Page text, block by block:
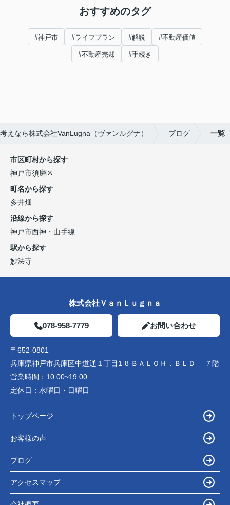
おすすめのタグ
#神戸市 #ライフプラン #解説 #不動産価値
#不動産売却 #手続き
えなら株式会社VanLugna（ヴァンルグナ） ブログ 一覧
市区町村から探す
神戸市須磨区
町名から探す
多井畑
沿線から探す
神戸市西神・山手線
駅から探す
妙法寺
株式会社ＶａｎＬｕｇｎａ
078-958-7779 お問い合わせ
〒652-0801
兵庫県神戸市兵庫区中道通１丁目1-8 ＢＡＬＯＨ．ＢＬＤ ７階
営業時間： 10:00~19:00
定休日： 水曜日・日曜日
トップページ
お客様の声
ブログ
アクセスマップ